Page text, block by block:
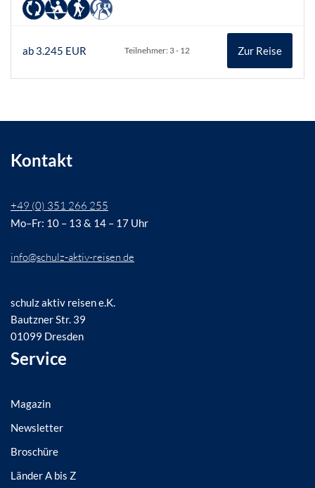
ab 3.245 EUR Teilnehmer: 3 - 12 Zur Reise
Kontakt
+49 (0) 351 266 255
Mo–Fr: 10 – 13 & 14 – 17 Uhr
info@schulz-aktiv-reisen.de
schulz aktiv reisen e.K.
Bautzner Str. 39
01099 Dresden
Service
Magazin
Newsletter
Broschüre
Länder A bis Z